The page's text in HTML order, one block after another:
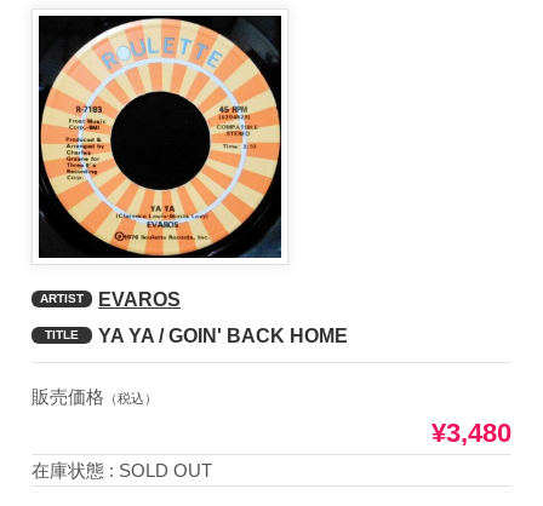
ARTIST EVAROS
TITLE YA YA / GOIN' BACK HOME
販売価格 （税込）
¥3,480
在庫状態 : SOLD OUT